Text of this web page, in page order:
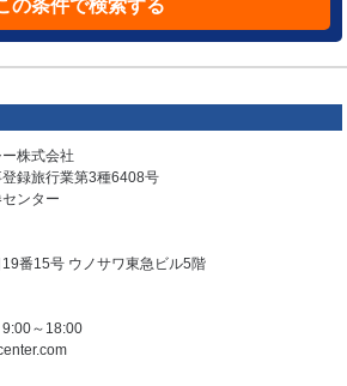
株式会社
旅行業第3種6408号
ンター
番15号 ウノサワ東急ビル5階
～18:00